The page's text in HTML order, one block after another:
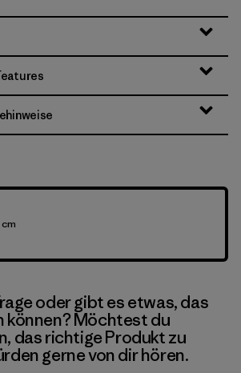
oder gibt es etwas, das
können? Möchtest du
das richtige Produkt zu
gerne von dir hören.